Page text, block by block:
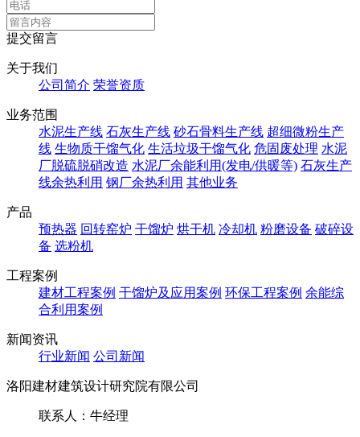
提交留言
关于我们
公司简介 荣誉资质
业务范围
水泥生产线 石灰生产线 砂石骨料生产线 超细微粉生产
线 生物质干馏气化 生活垃圾干馏气化 危固废处理 水泥
厂脱硫脱硝改造 水泥厂余能利用(发电/供暖等) 石灰生产
线余热利用 钢厂余热利用 其他业务
产品
预热器 回转窑炉 干馏炉 烘干机 冷却机 粉磨设备 破碎设
备 选粉机
工程案例
建材工程案例 干馏炉及应用案例 环保工程案例 余能综
合利用案例
新闻资讯
行业新闻 公司新闻
洛阳建材建筑设计研究院有限公司
联系人：牛经理